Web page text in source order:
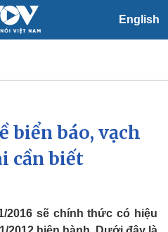
English
Xã hội
Tin 24h
Dự báo thời tiết
Việc làm
Biển đảo
biển báo, vạch
cần biết
2016 sẽ chính thức có hiệu